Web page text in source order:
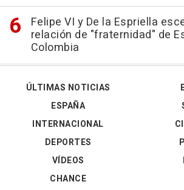
Felipe VI y De la Espriella
relación de "fraternidad" de
Colombia
ÚLTIMAS NOTICIAS
ESPAÑA
INTERNACIONAL
DEPORTES
VÍDEOS
CHANCE